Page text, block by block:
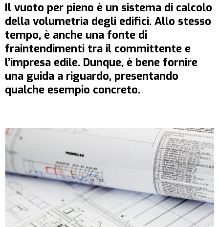
Il vuoto per pieno è un sistema di calcolo
della volumetria degli edifici. Allo stesso
tempo, è anche una fonte di
fraintendimenti tra il committente e
l’impresa edile. Dunque, è bene fornire
una guida a riguardo, presentando
qualche esempio concreto.